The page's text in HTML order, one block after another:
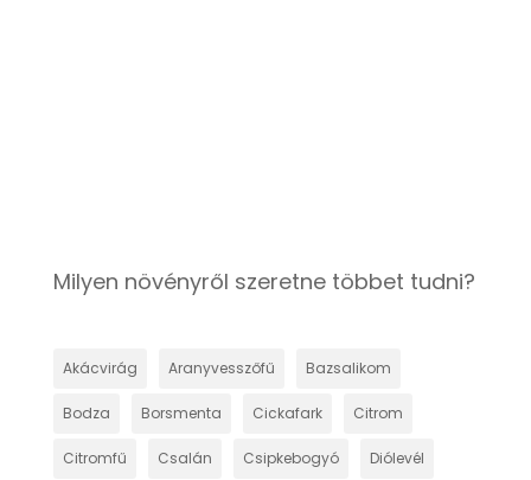
Milyen növényről szeretne többet tudni?
Akácvirág Aranyvesszőfű Bazsalikom
Bodza Borsmenta Cickafark Citrom
Citromfű Csalán Csipkebogyó Diólevél